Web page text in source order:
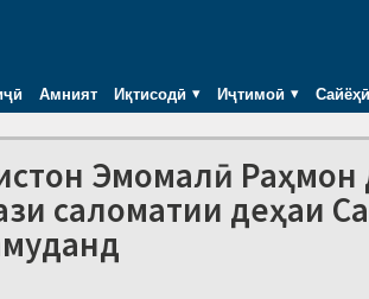
Амният Иқтисодӣ Иҷтимоӣ Сайёҳӣ
Эмомалӣ
саломатии деҳаи